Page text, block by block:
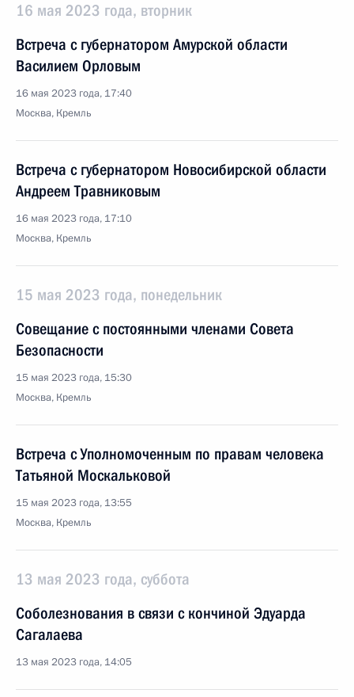
16 мая 2023 года, вторник
Встреча с губернатором Амурской области
Василием Орловым
16 мая 2023 года, 17:40
Москва, Кремль
Встреча с губернатором Новосибирской области
Андреем Травниковым
16 мая 2023 года, 17:10
Москва, Кремль
15 мая 2023 года, понедельник
Совещание с постоянными членами Совета
Безопасности
15 мая 2023 года, 15:30
Москва, Кремль
Встреча с Уполномоченным по правам человека
Татьяной Москальковой
15 мая 2023 года, 13:55
Москва, Кремль
13 мая 2023 года, суббота
Соболезнования в связи с кончиной Эдуарда
Сагалаева
13 мая 2023 года, 14:05